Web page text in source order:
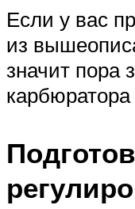
Если у вас
из
значит пора